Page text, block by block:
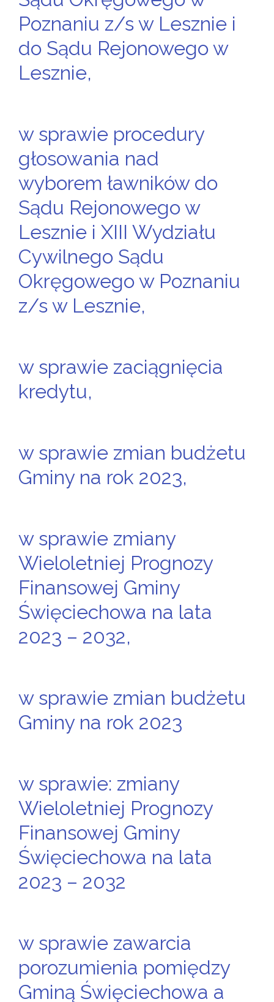
Poznaniu z/s w Lesznie i
do Sądu Rejonowego w
Lesznie,
w sprawie procedury
głosowania nad
wyborem ławników do
Sądu Rejonowego w
Lesznie i XIII Wydziału
Cywilnego Sądu
Okręgowego w Poznaniu
z/s w Lesznie,
w sprawie zaciągnięcia
kredytu,
w sprawie zmian budżetu
Gminy na rok 2023,
w sprawie zmiany
Wieloletniej Prognozy
Finansowej Gminy
Święciechowa na lata
2023 – 2032,
w sprawie zmian budżetu
Gminy na rok 2023
w sprawie: zmiany
Wieloletniej Prognozy
Finansowej Gminy
Święciechowa na lata
2023 – 2032
w sprawie zawarcia
porozumienia pomiędzy
Gminą Święciechowa a